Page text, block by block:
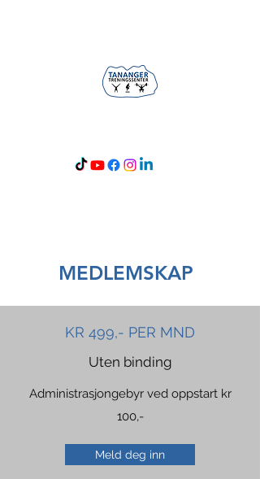
MEDLEMSKAP
KR 499,- PER MND
Uten binding
Administrasjongebyr ved oppstart kr
100,-
Meld deg inn